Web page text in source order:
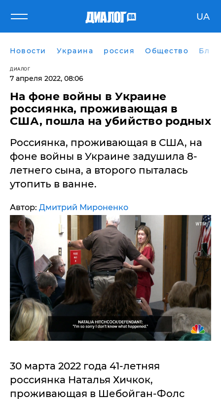
UA
Новости Украина россия Общество
ДИАЛОГ
7 апреля 2022, 08:06
​На фоне войны в Украине
россиянка, проживающая в
США, пошла на убийство родных
Россиянка, проживающая в США, на
фоне войны в Украине задушила 8-
летнего сына, а второго пыталась
утопить в ванне.
Автор: Дмитрий Мироненко
30 марта 2022 года 41-летняя
россиянка Наталья Хичкок,
проживающая в Шебойган-Фолс